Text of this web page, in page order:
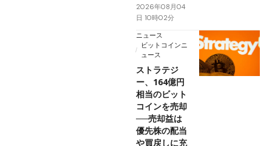
2026年08月04
日 10時02分
ニュース
ビットコインニ
ュース
ストラテジ
ー、164億円
相当のビット
コインを売却
──売却益は
優先株の配当
や買戻しに充